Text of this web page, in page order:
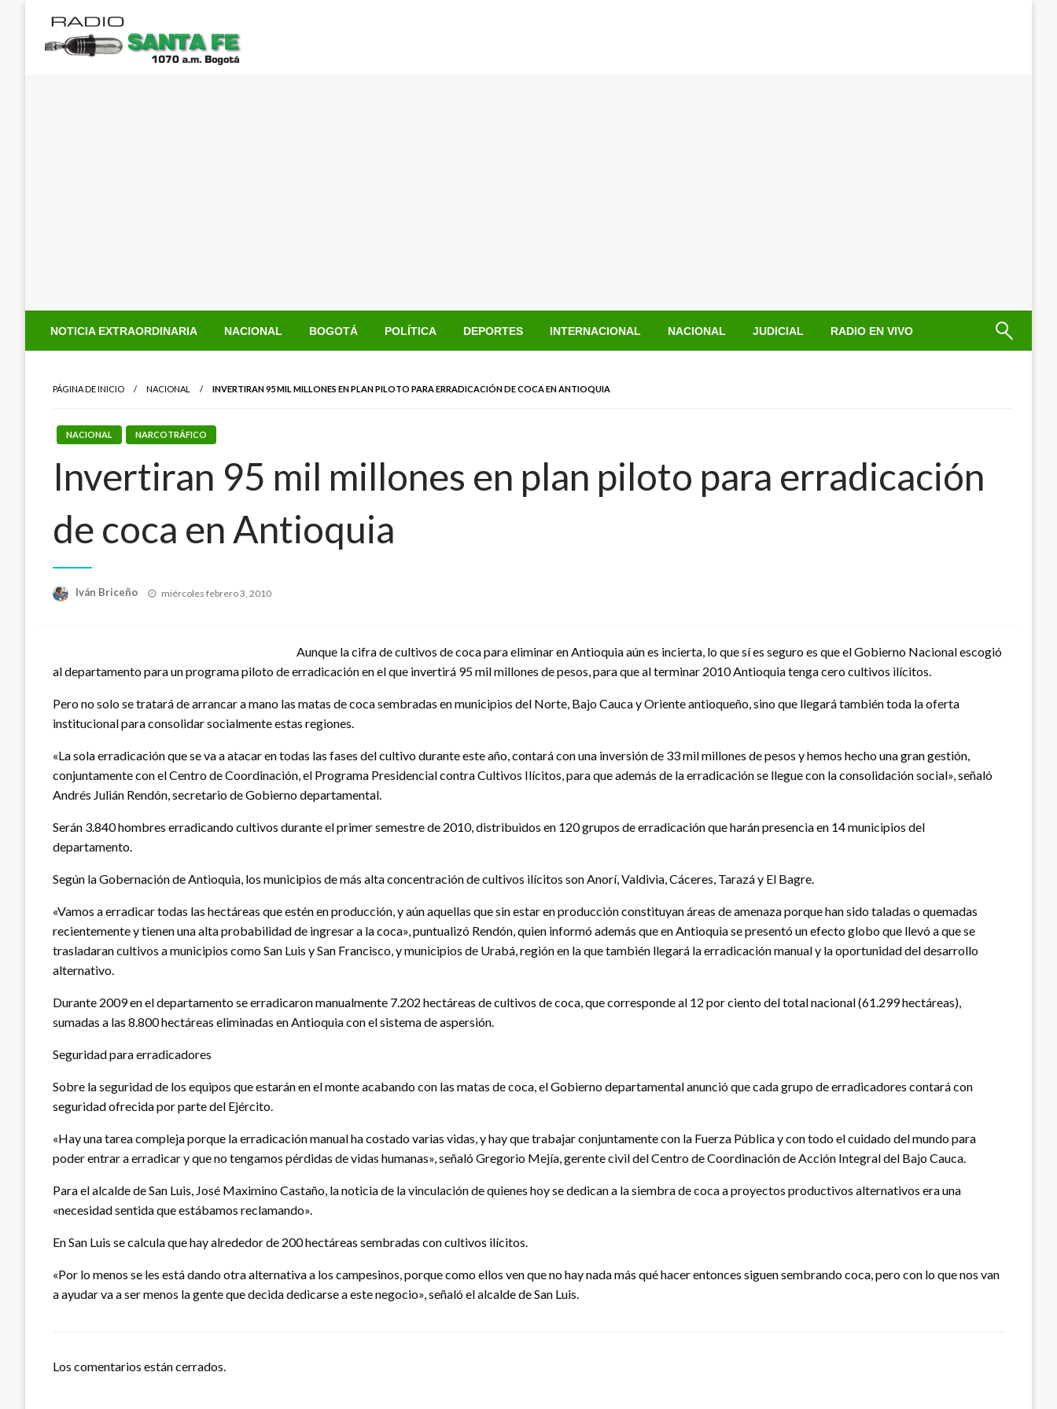
contenido
NOTICIA EXTRAORDINARIA NACIONAL BOGOTÁ POLÍTICA DEPORTES INTERNACIONAL NACIONAL JUDICIAL RADIO EN VIVO
PÁGINA DE INICIO NACIONAL INVERTIRAN 95 MIL MILLONES EN PLAN PILOTO PARA ERRADICACIÓN DE COCA EN ANTIOQUIA
NACIONAL NARCOTRÁFICO
Invertiran 95 mil millones en plan piloto para erradicación
de coca en Antioquia
Iván Briceño
Publicado
miércoles febrero 3, 2010
Aunque la cifra de cultivos de coca para eliminar en Antioquia aún es incierta, lo que sí es seguro es que el Gobierno Nacional escogió
al departamento para un programa piloto de erradicación en el que invertirá 95 mil millones de pesos, para que al terminar 2010 Antioquia tenga cero cultivos ilícitos.
Pero no solo se tratará de arrancar a mano las matas de coca sembradas en municipios del Norte, Bajo Cauca y Oriente antioqueño, sino que llegará también toda la oferta
institucional para consolidar socialmente estas regiones.
«La sola erradicación que se va a atacar en todas las fases del cultivo durante este año, contará con una inversión de 33 mil millones de pesos y hemos hecho una gran gestión,
conjuntamente con el Centro de Coordinación, el Programa Presidencial contra Cultivos Ilícitos, para que además de la erradicación se llegue con la consolidación social», señaló
Andrés Julián Rendón, secretario de Gobierno departamental.
Serán 3.840 hombres erradicando cultivos durante el primer semestre de 2010, distribuidos en 120 grupos de erradicación que harán presencia en 14 municipios del
departamento.
Según la Gobernación de Antioquia, los municipios de más alta concentración de cultivos ilícitos son Anorí, Valdivia, Cáceres, Tarazá y El Bagre.
«Vamos a erradicar todas las hectáreas que estén en producción, y aún aquellas que sin estar en producción constituyan áreas de amenaza porque han sido taladas o quemadas
recientemente y tienen una alta probabilidad de ingresar a la coca», puntualizó Rendón, quien informó además que en Antioquia se presentó un efecto globo que llevó a que se
trasladaran cultivos a municipios como San Luis y San Francisco, y municipios de Urabá, región en la que también llegará la erradicación manual y la oportunidad del desarrollo
alternativo.
Durante 2009 en el departamento se erradicaron manualmente 7.202 hectáreas de cultivos de coca, que corresponde al 12 por ciento del total nacional (61.299 hectáreas),
sumadas a las 8.800 hectáreas eliminadas en Antioquia con el sistema de aspersión.
Seguridad para erradicadores
Sobre la seguridad de los equipos que estarán en el monte acabando con las matas de coca, el Gobierno departamental anunció que cada grupo de erradicadores contará con
seguridad ofrecida por parte del Ejército.
«Hay una tarea compleja porque la erradicación manual ha costado varias vidas, y hay que trabajar conjuntamente con la Fuerza Pública y con todo el cuidado del mundo para
poder entrar a erradicar y que no tengamos pérdidas de vidas humanas», señaló Gregorio Mejía, gerente civil del Centro de Coordinación de Acción Integral del Bajo Cauca.
Para el alcalde de San Luis, José Maximino Castaño, la noticia de la vinculación de quienes hoy se dedican a la siembra de coca a proyectos productivos alternativos era una
«necesidad sentida que estábamos reclamando».
En San Luis se calcula que hay alrededor de 200 hectáreas sembradas con cultivos ilícitos.
«Por lo menos se les está dando otra alternativa a los campesinos, porque como ellos ven que no hay nada más qué hacer entonces siguen sembrando coca, pero con lo que nos van
a ayudar va a ser menos la gente que decida dedicarse a este negocio», señaló el alcalde de San Luis.
Los comentarios están cerrados.